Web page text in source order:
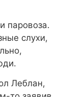
паровоза.
слухи,
Леблан,